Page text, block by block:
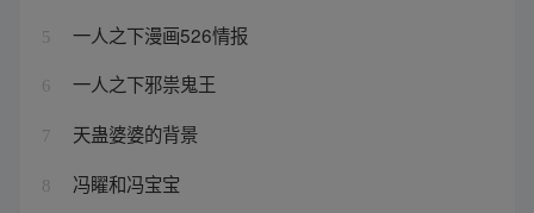
5 一人之下漫画526情报
6 一人之下邪祟鬼王
7 天蛊婆婆的背景
8 冯矅和冯宝宝